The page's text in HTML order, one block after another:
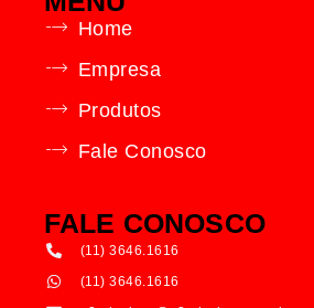
Home
Empresa
Produtos
Fale Conosco
FALE CONOSCO
(11) 3646.1616
(11) 3646.1616